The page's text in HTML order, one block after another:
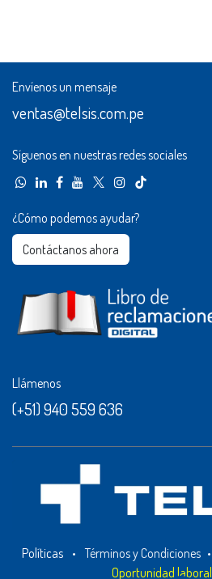
Envíenos un mensaje
ventas@telsis.com.pe
Síguenos en nuestras redes sociales
¿Cómo podemos ayudar?
Contáctanos ahora​​
Llámenos
(+51) 940 559 636
Políticas • Términos y Condiciones •
Oportunidad laboral